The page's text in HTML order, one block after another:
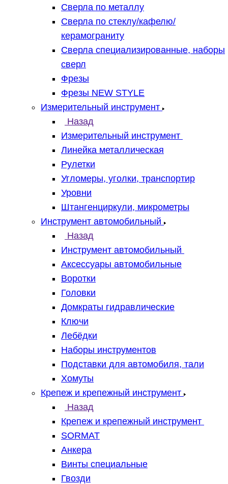
Сверла по металлу
Сверла по стеклу/кафелю/
керамограниту
Сверла специализированные, наборы
сверл
Фрезы
Фрезы NEW STYLE
Измерительный инструмент
Назад
Измерительный инструмент
Линейка металлическая
Рулетки
Угломеры, уголки, транспортир
Уровни
Штангенциркули, микрометры
Инструмент автомобильный
Назад
Инструмент автомобильный
Аксессуары автомобильные
Воротки
Головки
Домкраты гидравлические
Ключи
Лебёдки
Наборы инструментов
Подставки для автомобиля, тали
Хомуты
Крепеж и крепежный инструмент
Назад
Крепеж и крепежный инструмент
SORMAT
Анкера
Винты специальные
Гвозди